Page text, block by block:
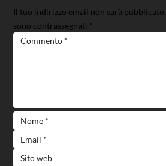
Il tuo indirizzo email non sarà pubblicato.
sono contrassegnati *